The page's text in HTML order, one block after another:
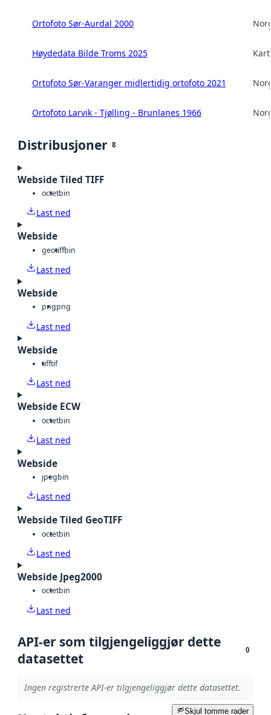
Ortofoto Sør-Aurdal 2000
Høydedata Bilde Troms 2025
Ortofoto Sør-Varanger midlertidig ortofoto 2021
Ortofoto Larvik - Tjølling - Brunlanes 1966
Distribusjoner 8
Webside Tiled TIFF
octetbin
Last ned
Webside
geotiffbin
Last ned
Webside
pngpng
Last ned
Webside
tifftif
Last ned
Webside ECW
octetbin
Last ned
Webside
jpegbin
Last ned
Webside Tiled GeoTIFF
octetbin
Last ned
Webside Jpeg2000
octetbin
Last ned
API-er som tilgjengeliggjør dette
datasettet
0
Ingen registrerte API-er tilgjengeliggjør dette datasettet.
Skjul tomme rader